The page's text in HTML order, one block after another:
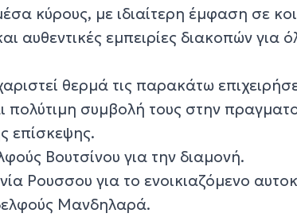
κύρους, με ιδιαίτερη έμφαση σε
αυθεντικές εμπειρίες διακοπών για
θερμά τις παρακάτω
πολύτιμη συμβολή τους στην
επίσκεψης.
Βουτσίνου για την διαμονή.
Ρουσσου για το ενοικιαζόμενο
Μανδηλαρά.